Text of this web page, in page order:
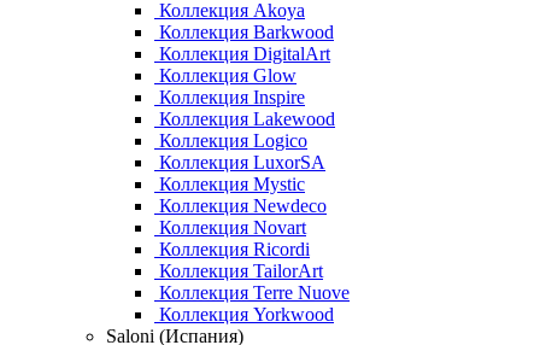
Коллекция Akoya
Коллекция Barkwood
Коллекция DigitalArt
Коллекция Glow
Коллекция Inspire
Коллекция Lakewood
Коллекция Logico
Коллекция LuxorSA
Коллекция Mystic
Коллекция Newdeco
Коллекция Novart
Коллекция Ricordi
Коллекция TailorArt
Коллекция Terre Nuove
Коллекция Yorkwood
Saloni (Испания)